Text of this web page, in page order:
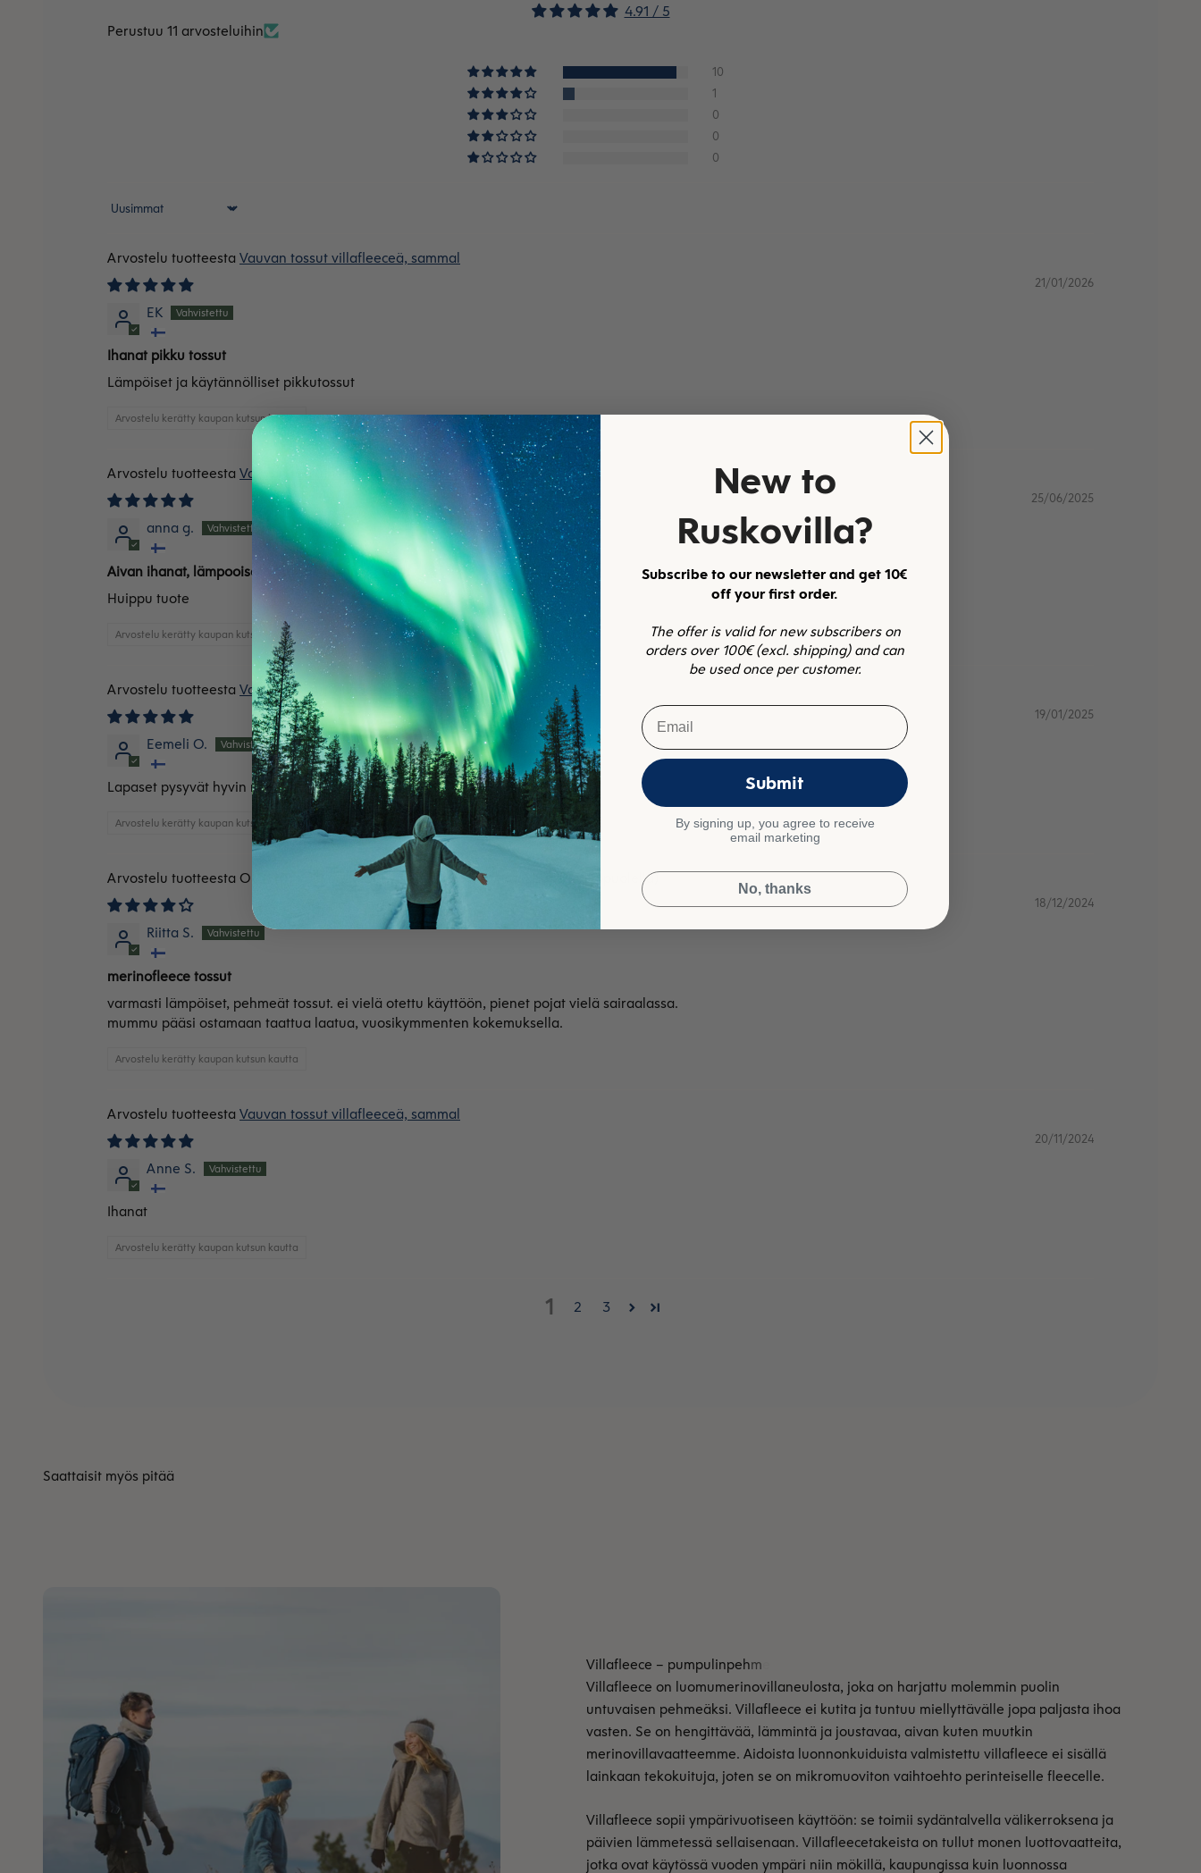
4.91 / 5
Perustuu 11 arvosteluihin
10
1
0
0
0
Sort by
Vauvan tossut villafleeceä, sammal
21/01/2026
EK
Ihanat pikku tossut
Lämpöiset ja käytännölliset pikkutossut
Arvostelu kerätty kaupan kutsun kautta
Vauvan tossut villafleeceä, taivaansininen
25/06/2025
anna g.
Aivan ihanat, lämpooiset vauvalle jakauniit värit
Huippu tuote
Arvostelu kerätty kaupan kutsun kautta
Vauvan tossut villafleeceä, sammal
19/01/2025
Eemeli O.
Lapaset pysyvät hyvin resorin avulla kädessä
Arvostelu kerätty kaupan kutsun kautta
OUTLET: Vauvan tossut villafleeceä, harmaa
18/12/2024
Riitta S.
merinofleece tossut
varmasti lämpöiset, pehmeät tossut. ei vielä otettu käyttöön, pienet pojat vielä sairaalassa.
mummu pääsi ostamaan taattua laatua, vuosikymmenten kokemuksella.
Arvostelu kerätty kaupan kutsun kautta
Vauvan tossut villafleeceä, sammal
20/11/2024
Anne S.
Ihanat
Arvostelu kerätty kaupan kutsun kautta
1 2 3
Villafleece on luomumerinovillaneulosta, joka on harjattu molemmin puolin
untuvaisen pehmeäksi. Villafleece ei kutita ja tuntuu miellyttävälle jopa paljasta ihoa
vasten. Se on hengittävää, lämmintä ja joustavaa, aivan kuten muutkin
merinovillavaatteemme. Aidoista luonnonkuiduista valmistettu villafleece ei sisällä
lainkaan tekokuituja, joten se on mikromuoviton vaihtoehto perinteiselle fleecelle.
Villafleece sopii ympärivuotiseen käyttöön: se toimii sydäntalvella välikerroksena ja
päivien lämmetessä sellaisenaan. Villafleecetakeista on tullut monen luottovaatteita,
jotka ovat käytössä vuoden ympäri niin mökillä, kaupungissa kuin luonnossa
New to
Ruskovilla?
Subscribe to our newsletter and get 10€
off your first order.
The offer is valid for new subscribers on
orders over 100€ (excl. shipping) and can
be used once per customer.
Email
Submit
By signing up, you agree to receive
email marketing
No, thanks